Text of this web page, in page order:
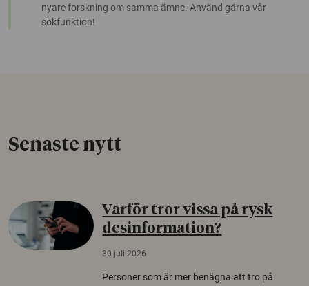
nyare forskning om samma ämne. Använd gärna vår
sökfunktion!
Senaste nytt
Varför tror vissa på rysk
desinformation?
30 juli 2026
Personer som är mer benägna att tro på